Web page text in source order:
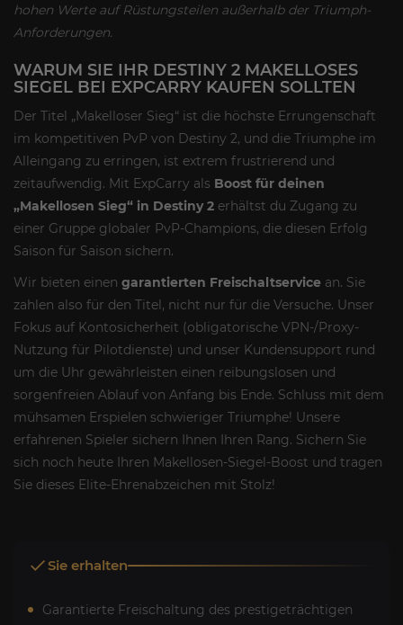
hohen Werte auf Rüstungsteilen außerhalb der Triumph-
Anforderungen.
WARUM SIE IHR DESTINY 2 MAKELLOSES
SIEGEL BEI EXPCARRY KAUFEN SOLLTEN
Der Titel „Makelloser Sieg“ ist die höchste Errungenschaft
im kompetitiven PvP von Destiny 2, und die Triumphe im
Alleingang zu erringen, ist extrem frustrierend und
zeitaufwendig. Mit ExpCarry als Boost für deinen
„Makellosen Sieg“ in Destiny 2 erhältst du Zugang zu
einer Gruppe globaler PvP-Champions, die diesen Erfolg
Saison für Saison sichern.
Wir bieten einen garantierten Freischaltservice an. Sie
zahlen also für den Titel, nicht nur für die Versuche. Unser
Fokus auf Kontosicherheit (obligatorische VPN-/Proxy-
Nutzung für Pilotdienste) und unser Kundensupport rund
um die Uhr gewährleisten einen reibungslosen und
sorgenfreien Ablauf von Anfang bis Ende. Schluss mit dem
mühsamen Erspielen schwieriger Triumphe! Unsere
erfahrenen Spieler sichern Ihnen Ihren Rang. Sichern Sie
sich noch heute Ihren Makellosen-Siegel-Boost und tragen
Sie dieses Elite-Ehrenabzeichen mit Stolz!
Sie erhalten
Garantierte Freischaltung des prestigeträchtigen